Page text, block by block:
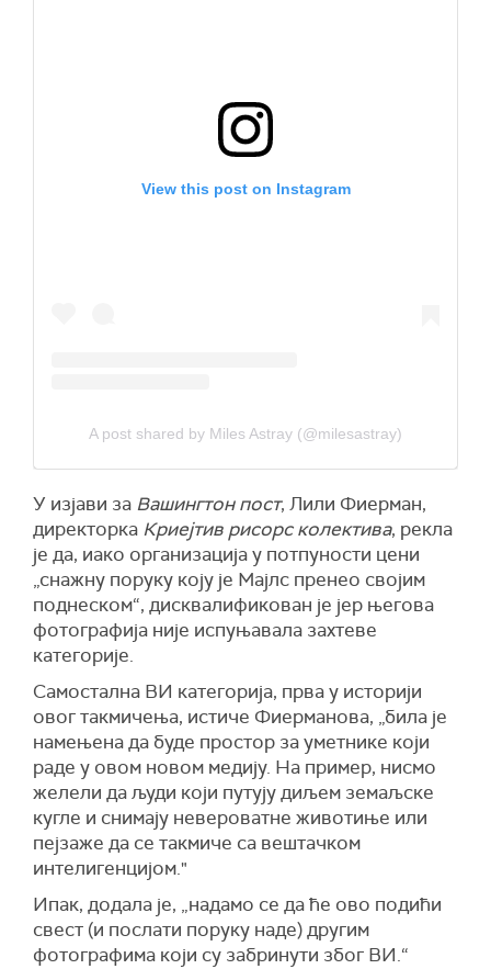
View this post on Instagram
A post shared by Miles Astray (@milesastray)
У изјави за Вашингтон пост, Лили Фиерман,
директорка Криејтив рисорс колектива, рекла
је да, иако организација у потпуности цени
„снажну поруку коју је Мајлс пренео својим
поднеском“, дисквалификован је јер његова
фотографија није испуњавала захтеве
категорије.
Самостална ВИ категорија, прва у историји
овог такмичења, истиче Фиерманова, „била је
намењена да буде простор за уметнике који
раде у овом новом медију. На пример, нисмо
желели да људи који путују диљем земаљске
кугле и снимају невероватне животиње или
пејзаже да се такмиче са вештачком
интелигенцијом."
Ипак, додала је, „надамо се да ће ово подићи
свест (и послати поруку наде) другим
фотографима који су забринути због ВИ.“